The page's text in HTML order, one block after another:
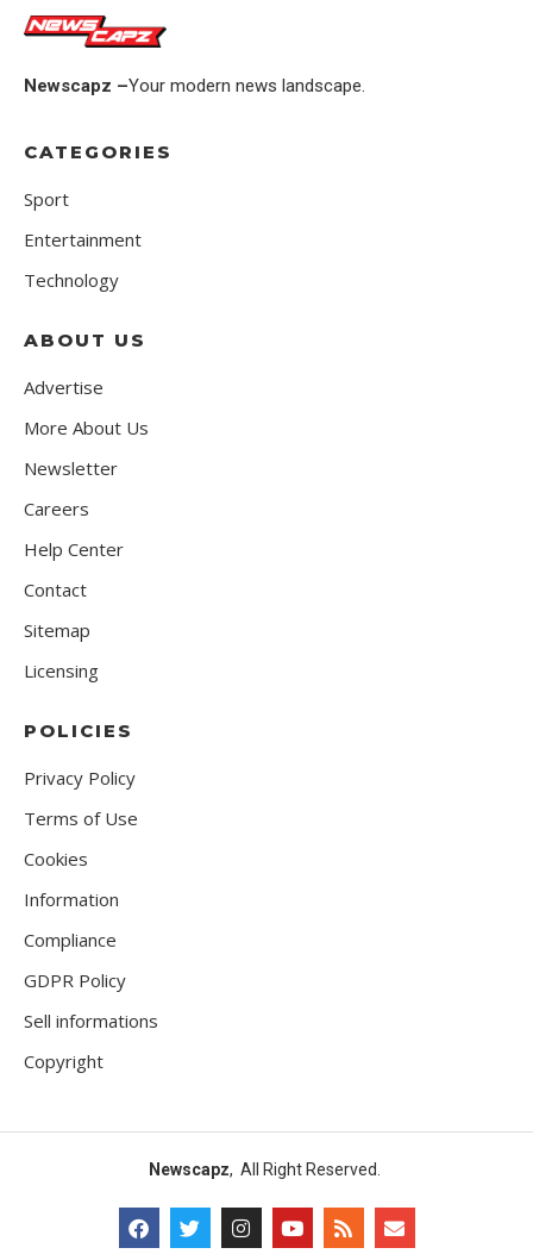
Newscapz –Your modern news landscape.
CATEGORIES
Sport
Entertainment
Technology
ABOUT US
Advertise
More About Us
Newsletter
Careers
Help Center
Contact
Sitemap
Licensing
POLICIES
Privacy Policy
Terms of Use
Cookies
Information
Compliance
GDPR Policy
Sell informations
Copyright
Newscapz, All Right Reserved.